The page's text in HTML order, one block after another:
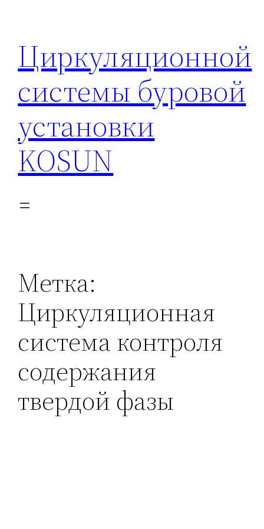
содержимому
Циркуляционной
системы буровой
установки
KOSUN
Метка:
Циркуляционная
система контроля
содержания
твердой фазы